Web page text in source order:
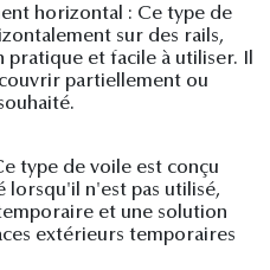
horizontal : Ce type de
sur des rails,
et facile à utiliser. Il
partiellement ou
type de voile est conçu
lorsqu'il n'est pas utilisé,
et une solution
extérieurs temporaires